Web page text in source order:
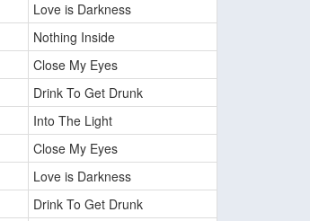
Love is Darkness
Nothing Inside
Close My Eyes
Drink To Get Drunk
Into The Light
Close My Eyes
Love is Darkness
Drink To Get Drunk